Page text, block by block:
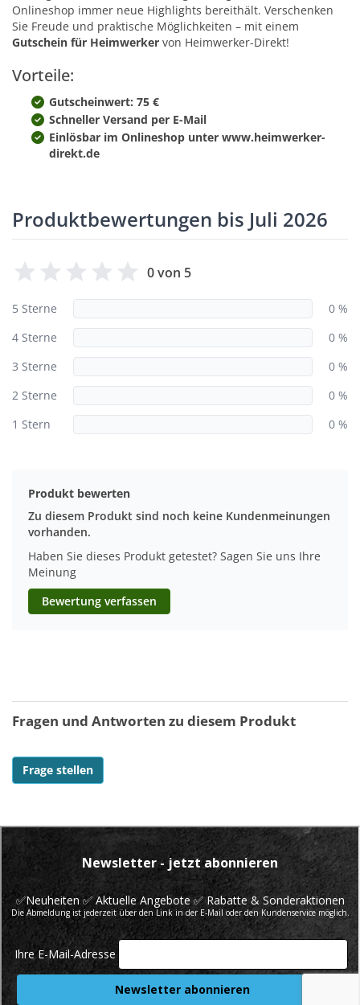
Onlineshop immer neue Highlights bereithält. Verschenken
Sie Freude und praktische Möglichkeiten – mit einem
Gutschein für Heimwerker von Heimwerker-Direkt!
Vorteile:
Gutscheinwert: 75 €
Schneller Versand per E-Mail
Einlösbar im Onlineshop unter www.heimwerker-
direkt.de
Produktbewertungen bis Juli 2026
0 von 5
5 Sterne
0 %
4 Sterne
0 %
3 Sterne
0 %
2 Sterne
0 %
1 Stern
0 %
Produkt bewerten
Zu diesem Produkt sind noch keine Kundenmeinungen
vorhanden.
Haben Sie dieses Produkt getestet? Sagen Sie uns Ihre
Meinung
Bewertung verfassen
Fragen und Antworten zu diesem Produkt
Frage stellen